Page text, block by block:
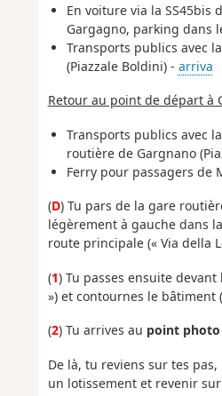
En voiture via la SS45bis
Gargagno, parking dans
Transports publics avec
(Piazzale Boldini) - arriva
Retour au point de départ à
Transports publics avec
routière de Gargnano
Ferry pour passagers de
(D) Tu pars de la gare
légèrement à gauche dans
route principale (« Via della
(1) Tu passes ensuite
») et contournes le bâtiment
(2) Tu arrives au point photo
De là, tu reviens sur tes
un lotissement et revenir